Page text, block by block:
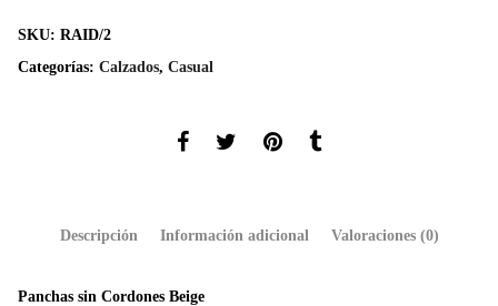
SKU: RAID/2
Categorías: Calzados, Casual
Descripción Información adicional Valoraciones (0)
Panchas sin Cordones Beige